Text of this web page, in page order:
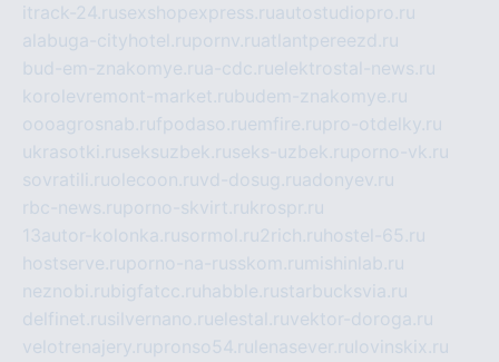
itrack-24.rusexshopexpress.ruautostudiopro.ru
alabuga-cityhotel.rupornv.ruatlantpereezd.ru
bud-em-znakomye.rua-cdc.ruelektrostal-news.ru
korolevremont-market.rubudem-znakomye.ru
oooagrosnab.rufpodaso.ruemfire.rupro-otdelky.ru
ukrasotki.ruseksuzbek.ruseks-uzbek.ruporno-vk.ru
sovratili.ruolecoon.ruvd-dosug.ruadonyev.ru
rbc-news.ruporno-skvirt.rukrospr.ru
13autor-kolonka.rusormol.ru2rich.ru hostel-65.ru
hostserve.ruporno-na-russkom.ru mishinlab.ru
neznobi.rubigfatcc.ru habble.rustarbucksvia.ru
delfinet.rusilvernano.ruelestal.ruvektor-doroga.ru
velotrenajery.rupronso54.ru lenasever.ru lovinskix.ru